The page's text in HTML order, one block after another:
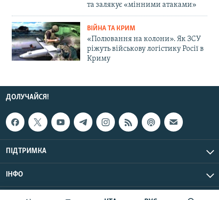
та залякує «мінними атаками»
ВІЙНА ТА КРИМ
«Полювання на колони». Як ЗСУ
ріжуть військову логістику Росії в
Криму
ДОЛУЧАЙСЯ!
ПІДТРИМКА
ІНФО